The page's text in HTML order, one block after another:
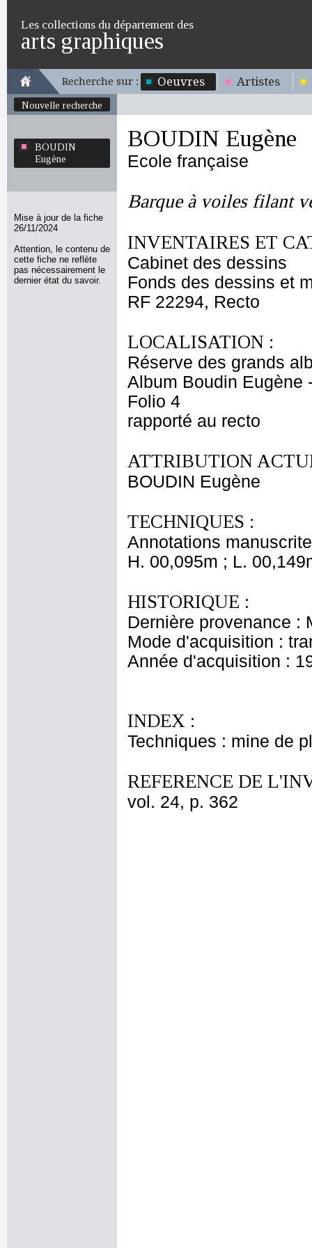
Les collections du département des
arts graphiques
Recherche sur : Oeuvres Artistes
Nouvelle recherche
BOUDIN
Eugène
Mise à jour de la fiche
26/11/2024
Attention, le contenu de
cette fiche ne reflète
pas nécessairement le
dernier état du savoir.
BOUDIN Eugène
Ecole française
Barque à voiles filant
INVENTAIRES ET
Cabinet des dessins
Fonds des dessins et
RF 22294, Recto
LOCALISATION :
Réserve des grands
Album Boudin Eugène
Folio 4
rapporté au recto
ATTRIBUTION
BOUDIN Eugène
TECHNIQUES :
Annotations
H. 00,095m ; L.
HISTORIQUE :
Dernière provenance :
Mode d'acquisition :
Année d'acquisition :
INDEX :
Techniques : mine de
REFERENCE DE
vol. 24, p. 362